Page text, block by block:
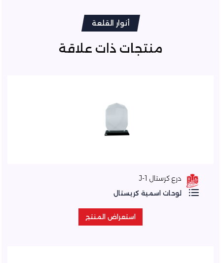
أنوار القلعة
منتجات ذات علاقة
درع كرستال J-1
لوحات اسمية كريستال
استعراض المنتج
استعراض المنتج